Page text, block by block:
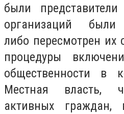
были
организаций были
либо пересмотрен их
процедуры
общественности
Местная власть,
активных